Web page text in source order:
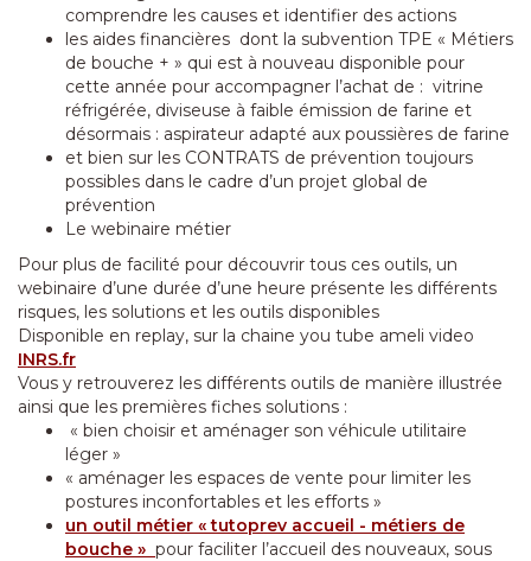
comprendre les causes et identifier des actions
les aides financières dont la subvention TPE « Métiers
de bouche + » qui est à nouveau disponible pour
cette année pour accompagner l’achat de : vitrine
réfrigérée, diviseuse à faible émission de farine et
désormais : aspirateur adapté aux poussières de farine
et bien sur les CONTRATS de prévention toujours
possibles dans le cadre d’un projet global de
prévention
Le webinaire métier
Pour plus de facilité pour découvrir tous ces outils, un
webinaire d’une durée d’une heure présente les différents
risques, les solutions et les outils disponibles
Disponible en replay, sur la chaine you tube ameli video
INRS.fr
Vous y retrouverez les différents outils de manière illustrée
ainsi que les premières fiches solutions :
« bien choisir et aménager son véhicule utilitaire
léger »
« aménager les espaces de vente pour limiter les
postures inconfortables et les efforts »
un outil métier « tutoprev accueil - métiers de
bouche » pour faciliter l’accueil des nouveaux, sous